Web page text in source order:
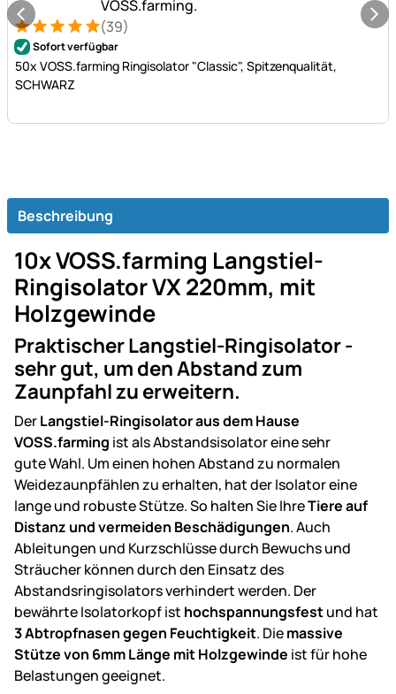
Bewertung: 5 von 5 (39 Bewertungen)
39 Bewertungen
(39)
Sofort verfügbar
50x VOSS.farming Ringisolator "Classic", Spitzenqualität,
SCHWARZ
Beschreibung
10x VOSS.farming Langstiel-
Ringisolator VX 220mm, mit
Holzgewinde
Praktischer Langstiel-Ringisolator -
sehr gut, um den Abstand zum
Zaunpfahl zu erweitern.
DerLangstiel-Ringisolator aus dem Hause
VOSS.farming ist als Abstandsisolator eine sehr
gute Wahl. Um einen hohen Abstand zu normalen
Weidezaunpfählen zu erhalten, hat der Isolator eine
lange und robuste Stütze. So halten Sie IhreTiere auf
Distanz und vermeiden Beschädigungen. Auch
Ableitungen und Kurzschlüsse durch Bewuchs und
Sträucher können durch den Einsatz des
Abstandsringisolators verhindert werden. Der
bewährte Isolatorkopf ist hochspannungsfestund hat
3 Abtropfnasen gegen Feuchtigkeit. Diemassive
Stütze von 6mm Länge mit Holzgewinde ist für hohe
Belastungen geeignet.